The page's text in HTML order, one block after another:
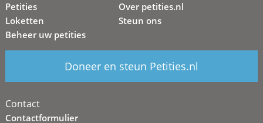
Petities
Loketten
Beheer uw petities
Over petities.nl
Steun ons
Doneer en steun Petities.nl
Contact
Contactformulier